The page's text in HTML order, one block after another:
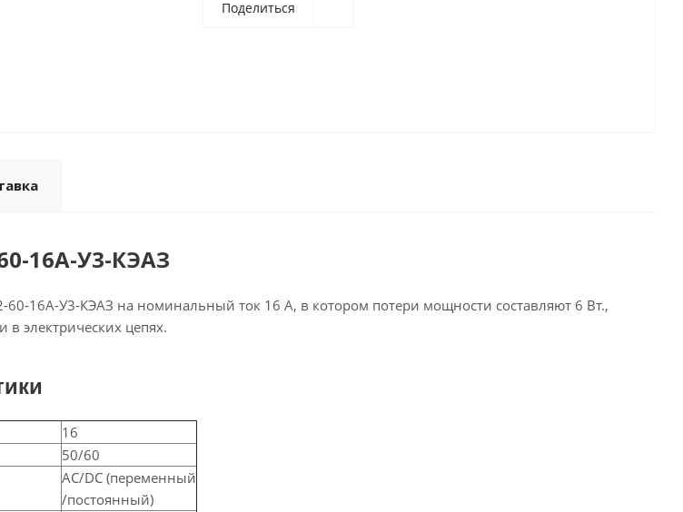
Поделиться
16А-У3-КЭАЗ
16А-У3-КЭАЗ на номинальный ток 16 А, в котором потери мощности составляют 6 Вт.,
в электрических цепях.
16
50/60
AC/DC (переменный
/постоянный)